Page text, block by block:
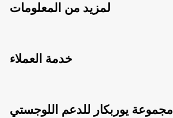
لمزيد من المعلومات
خدمة العملاء
مجموعة يوربكار للدعم اللوجستي